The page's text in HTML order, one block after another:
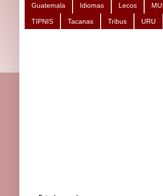
Guatemala Idiomas Lecos
TIPNIS Tacanas Tribus URU